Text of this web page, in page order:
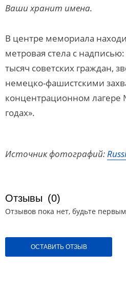
Ваши хранит имена.
В центре мемориала
метровая стела с
тысяч советских граждан,
немецко-фашистскими
концентрационном
годах».
Источник фотографий:
Отзывы (0)
Отзывов пока нет, будьте
ОСТАВИТЬ ОТЗЫВ